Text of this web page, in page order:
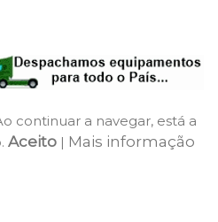
continuar a navegar, está a
Aceito | Mais informação